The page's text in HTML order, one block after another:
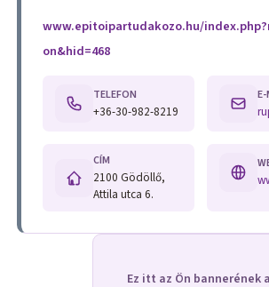
www.epitoipartudakozo.hu/
on&hid=468
TELEFON
+36-30-982-8219
CÍM
2100 Gödöllő,
Attila utca 6.
Ez itt az Ön bannerének a